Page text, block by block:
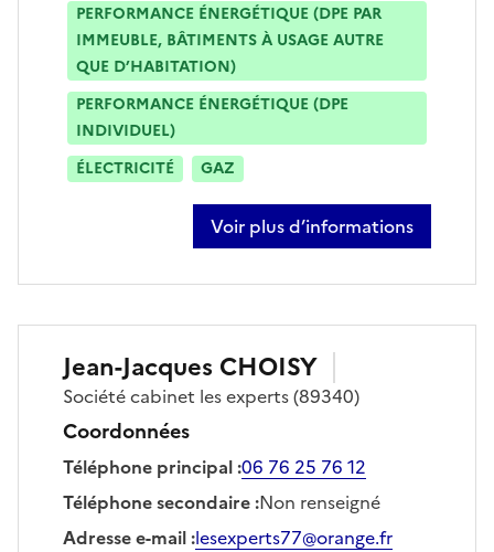
PERFORMANCE ÉNERGÉTIQUE (DPE PAR
IMMEUBLE, BÂTIMENTS À USAGE AUTRE
QUE D’HABITATION)
PERFORMANCE ÉNERGÉTIQUE (DPE
INDIVIDUEL)
ÉLECTRICITÉ
GAZ
Voir plus d’informations
sur alexandre christol
Jean-Jacques CHOISY
Sociétécabinet les experts(89340)
Coordonnées
Téléphone principal:06 76 25 76 12
Téléphone secondaire:Non renseigné
Adresse e-mail:lesexperts77@orange.fr